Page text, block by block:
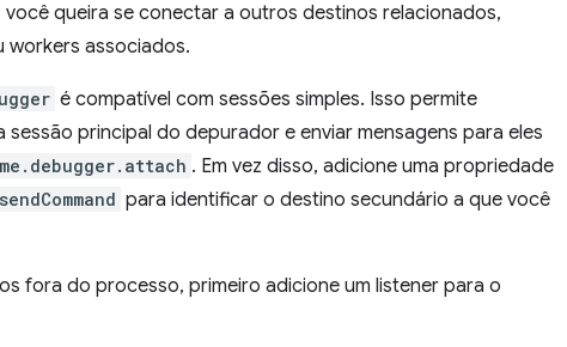
queira se conectar a outros destinos relacionados,
workers associados.
é compatível com sessões simples. Isso permite
principal do depurador e enviar mensagens para eles
. Em vez disso, adicione uma propriedade
para identificar o destino secundário a que você
fora do processo, primeiro adicione um listener para o